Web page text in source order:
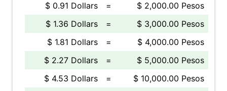
$ 0.91 Dollars
=
$ 2,000.00 Pesos
$ 1.36 Dollars
=
$ 3,000.00 Pesos
$ 1.81 Dollars
=
$ 4,000.00 Pesos
$ 2.27 Dollars
=
$ 5,000.00 Pesos
$ 4.53 Dollars
=
$ 10,000.00 Pesos